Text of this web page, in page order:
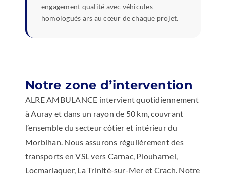
engagement qualité avec véhicules
homologués ars au cœur de chaque projet.
Notre zone d’intervention
ALRE AMBULANCE intervient quotidiennement
à Auray et dans un rayon de 50 km, couvrant
l’ensemble du secteur côtier et intérieur du
Morbihan. Nous assurons régulièrement des
transports en VSL vers Carnac, Plouharnel,
Locmariaquer, La Trinité-sur-Mer et Crach. Notre